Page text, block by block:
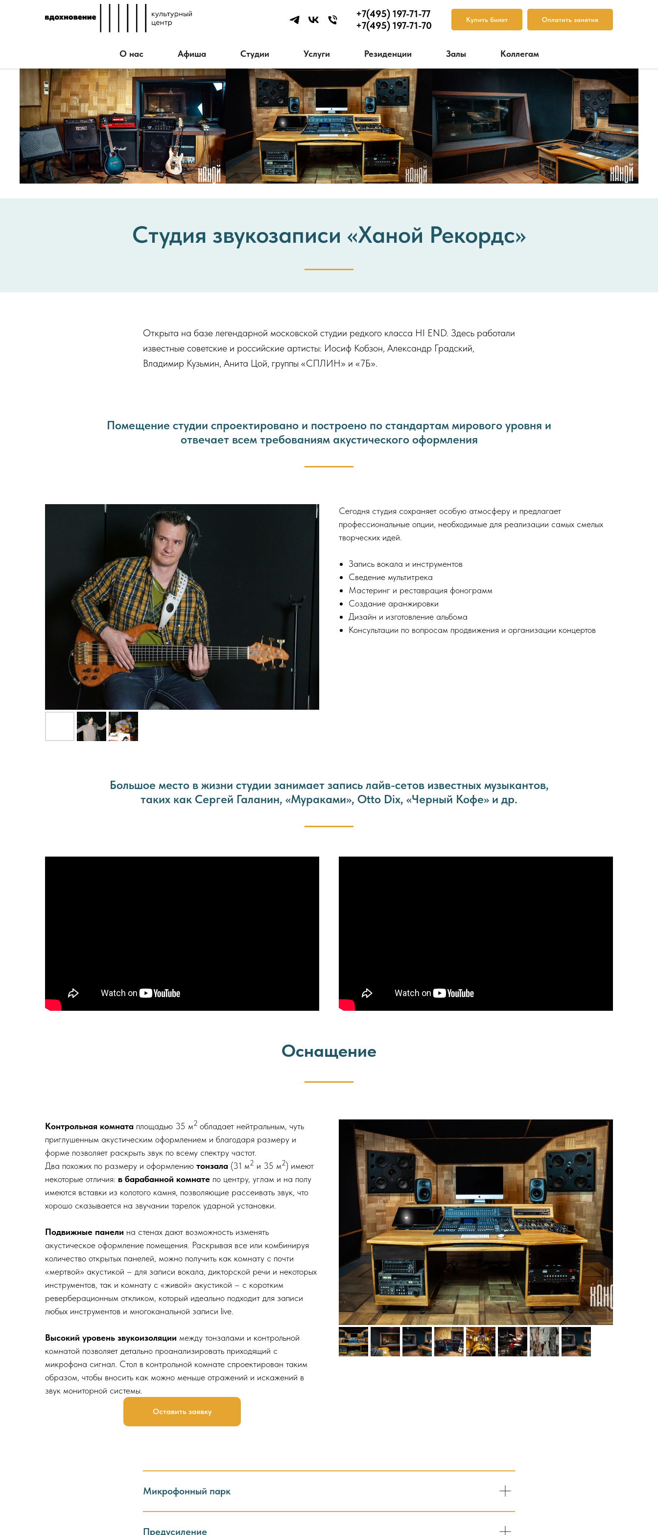
+7(495) 197-71-77
+7(495) 197-71-70
Купить билет Оплатить занятия
О нас Афиша Студии Услуги Резиденции Залы Коллегам
Студия звукозаписи «Ханой Рекордс»
Открыта на базе легендарной московской студии редкого класса HI END. Здесь работали
известные советские и российские артисты: Иосиф Кобзон, Александр Градский,
Владимир Кузьмин, Анита Цой, группы «СПЛИН» и «7Б».
Помещение студии спроектировано и построено по стандартам мирового уровня и
отвечает всем требованиям акустического оформления
Сегодня студия сохраняет особую атмосферу и предлагает
профессиональные опции, необходимые для реализации самых смелых
творческих идей.
Запись вокала и инструментов
Сведение мультитрека
Мастеринг и реставрация фонограмм
Создание аранжировки
Дизайн и изготовление альбома
Консультации по вопросам продвижения и организации концертов
Большое место в жизни студии занимает запись лайв-сетов известных музыкантов,
таких как Сергей Галанин, «Мураками», Otto Dix, «Черный Кофе» и др.
Оснащение
Контрольная комната площадью 35 м2 обладает нейтральным, чуть
приглушенным акустическим оформлением и благодаря размеру и
форме позволяет раскрыть звук по всему спектру частот.
Два похожих по размеру и оформлению тонзала (31 м2 и 35 м2) имеют
некоторые отличия: в барабанной комнате по центру, углам и на полу
имеются вставки из колотого камня, позволяющие рассеивать звук, что
хорошо сказывается на звучании тарелок ударной установки.
Подвижные панели на стенах дают возможность изменять
акустическое оформление помещения. Раскрывая все или комбинируя
количество открытых панелей, можно получить как комнату с почти
«мертвой» акустикой – для записи вокала, дикторской речи и некоторых
инструментов, так и комнату с «живой» акустикой – с коротким
реверберационным откликом, который идеально подходит для записи
любых инструментов и многоканальной записи live.
Высокий уровень звукоизоляции между тонзалами и контрольной
комнатой позволяет детально проанализировать приходящий с
микрофона сигнал. Стол в контрольной комнате спроектирован таким
образом, чтобы вносить как можно меньше отражений и искажений в
звук мониторной системы.
Оставить заявку
Микрофонный парк
Предусиление